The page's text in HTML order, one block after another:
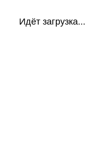
Идёт загрузка...